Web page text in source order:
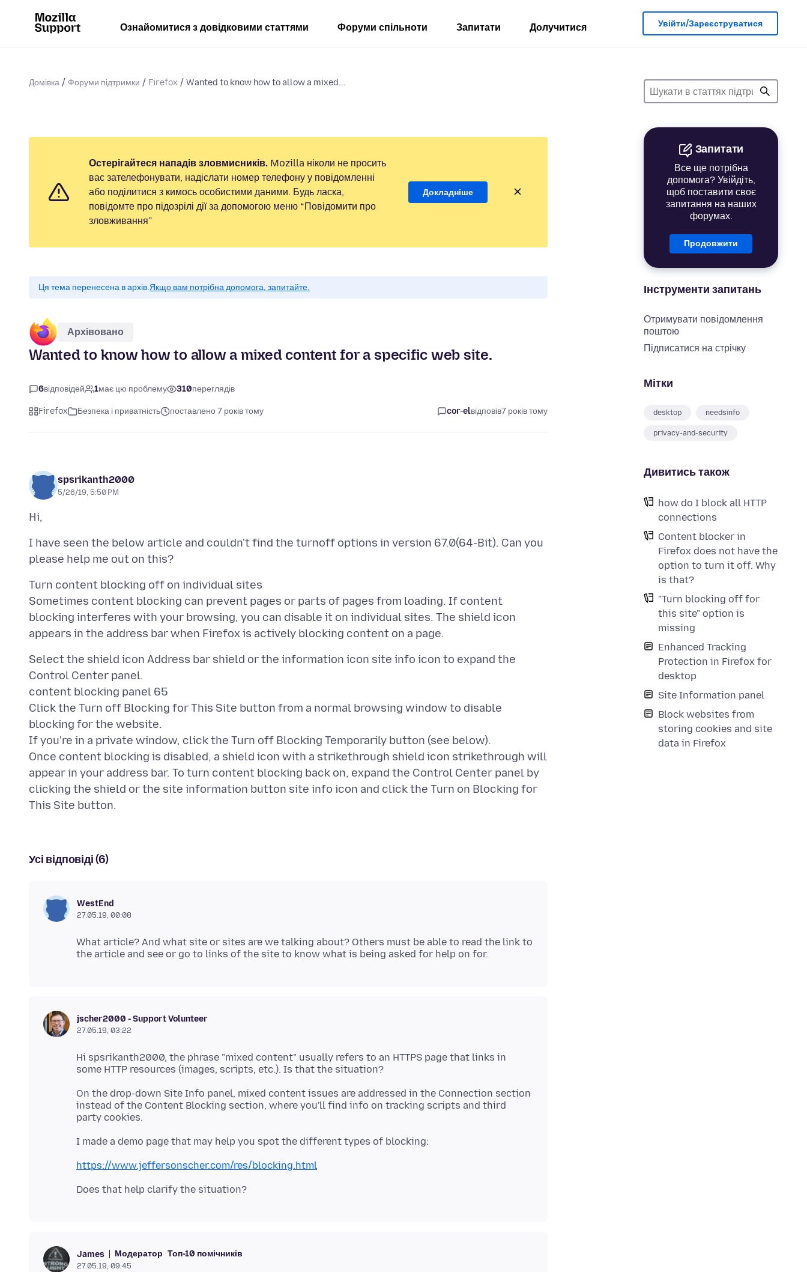
Ознайомитися з довідковими статтями Форуми спільноти Запитати Долучитися Увійти/Зареєструватися
Домівка Форуми підтримки Firefox Wanted to know how to allow a mixed...
Запитати
Все ще потрібна
допомога? Увійдіть,
щоб поставити своє
запитання на наших
форумах.
Продовжити
Інструменти запитань
Отримувати повідомлення
поштою
Підписатися на стрічку
Мітки
desktop needsinfo
privacy-and-security
Дивитись також
how do I block all HTTP
connections
Content blocker in
Firefox does not have the
option to turn it off. Why
is that?
"Turn blocking off for
this site" option is
missing
Enhanced Tracking
Protection in Firefox for
desktop
Site Information panel
Block websites from
storing cookies and site
data in Firefox
Остерігайтеся нападів зловмисників. Mozilla ніколи не просить
вас зателефонувати, надіслати номер телефону у повідомленні
або поділитися з кимось особистими даними. Будь ласка,
повідомте про підозрілі дії за допомогою меню “Повідомити про
зловживання”
Докладніше
Ця тема перенесена в архів.Якщо вам потрібна допомога, запитайте.
Архівовано
Wanted to know how to allow a mixed content for a specific web site.
6відповідей 1має цю проблему 310переглядів
Firefox Безпека і приватність поставлено 7 років тому cor-elвідповів7 років тому
spsrikanth2000
5/26/19, 5:50 PM
I have seen the below article and couldn't find the turnoff options in version 67.0(64-Bit). Can you
Turn content blocking off on individual sites
Sometimes content blocking can prevent pages or parts of pages from loading. If content
blocking interferes with your browsing, you can disable it on individual sites. The shield icon
Select the shield icon Address bar shield or the information icon site info icon to expand the
Control Center panel.
content blocking panel 65
Click the Turn off Blocking for This Site button from a normal browsing window to disable
blocking for the website.
If you're in a private window, click the Turn off Blocking Temporarily button (see below).
Once content blocking is disabled, a shield icon with a strikethrough shield icon strikethrough will
appear in your address bar. To turn content blocking back on, expand the Control Center panel by
clicking the shield or the site information button site info icon and click the Turn on Blocking for
Усі відповіді (6)
WestEnd
27.05.19, 00:08
What article? And what site or sites are we talking about? Others must be able to read the link to
jscher2000 - Support Volunteer
27.05.19, 03:22
Hi spsrikanth2000, the phrase "mixed content" usually refers to an HTTPS page that links in
On the drop-down Site Info panel, mixed content issues are addressed in the Connection section
instead of the Content Blocking section, where you'll find info on tracking scripts and third
https://www.jeffersonscher.com/res/blocking.html
James Модератор Топ-10 помічників
27.05.19, 09:45